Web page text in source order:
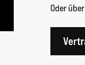
Oder